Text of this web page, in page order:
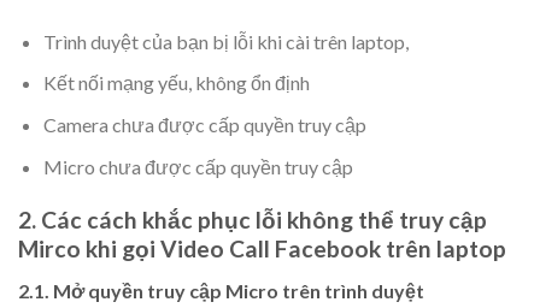
Trình duyệt của bạn bị lỗi khi cài trên laptop,
Kết nối mạng yếu, không ổn định
Camera chưa được cấp quyền truy cập
Micro chưa được cấp quyền truy cập
2. Các cách khắc phục lỗi không thể truy cập
Mirco khi gọi Video Call Facebook trên laptop
2.1. Mở quyền truy cập Micro trên trình duyệt